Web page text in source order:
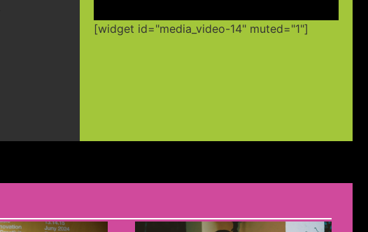
[widget id="media_video-14" muted="1"]